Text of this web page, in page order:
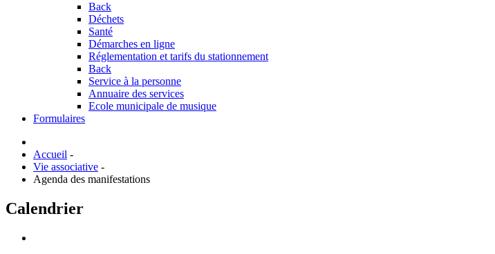
Back
Déchets
Santé
Démarches en ligne
Réglementation et tarifs du stationnement
Back
Service à la personne
Annuaire des services
Ecole municipale de musique
Formulaires
Accueil -
Vie associative -
Agenda des manifestations
Calendrier